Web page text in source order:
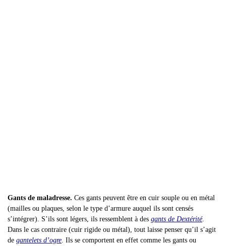
Gants de maladresse. Ces gants peuvent être en cuir souple ou en métal
(mailles ou plaques, selon le type d’armure auquel ils sont censés
s’intégrer). S’ils sont légers, ils ressemblent à des gants de Dextérité.
Dans le cas contraire (cuir rigide ou métal), tout laisse penser qu’il s’agit
de gantelets d’ogre . Ils se comportent en effet comme les gants ou